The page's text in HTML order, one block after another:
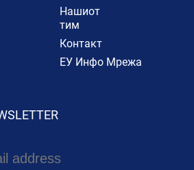
Нашиот
тим
Контакт
ЕУ Инфо Мрежа